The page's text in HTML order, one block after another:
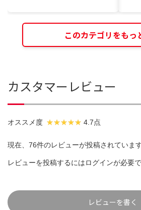
このカテゴリをもっ
カスタマーレビュー
オススメ度 4.7点
現在、76件のレビューが投稿されています
レビューを投稿するにはログインが必要で
レビューを書く